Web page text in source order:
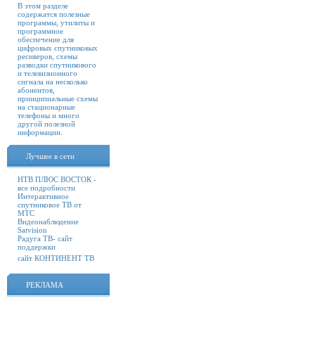
В этом разделе
содержатся полезные
программы, утилиты и
программное
обеспечение для
цифровых спутниковых
ресиверов, схемы
разводки спутникового
и телевизионного
сигнала на несколько
абонентов,
принципиальные схемы
на стационарные
телефоны и много
другой полезной
информации.
Лучшее в сети
НТВ ПЛЮС ВОСТОК -
все подробности
Интерактивное
спутниковое ТВ от
МТС
Видеонаблюдение
Satvision
Радуга ТВ- сайт
поддержки
сайт КОНТИНЕНТ ТВ
РЕКЛАМА